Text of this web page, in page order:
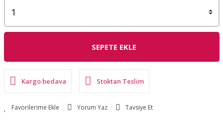
SEPETE EKLE
Kargo bedava Stoktan Teslim
Yorum Yaz Tavsiye Et